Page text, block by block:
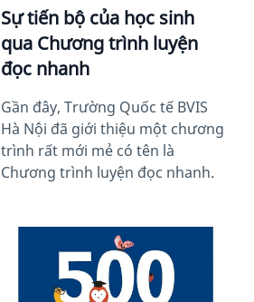
Sự tiến bộ của học sinh
qua Chương trình luyện
đọc nhanh
Gần đây, Trường Quốc tế BVIS
Hà Nội đã giới thiệu một chương
trình rất mới mẻ có tên là
Chương trình luyện đọc nhanh.